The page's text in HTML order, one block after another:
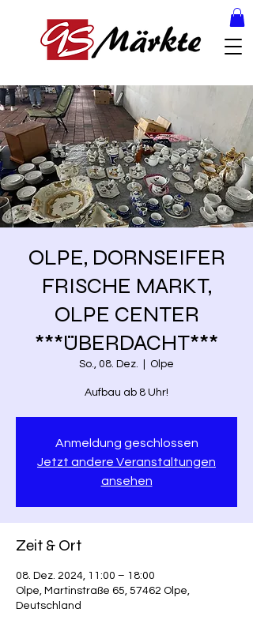
OLPE, DORNSEIFER
FRISCHE MARKT,
OLPE CENTER
***ÜBERDACHT***
So., 08. Dez. Olpe
Aufbau ab 8 Uhr!
Anmeldung geschlossen
Jetzt andere Veranstaltungen
ansehen
Zeit & Ort
08. Dez. 2024, 11:00 – 18:00
Olpe, Martinstraße 65, 57462 Olpe,
Deutschland